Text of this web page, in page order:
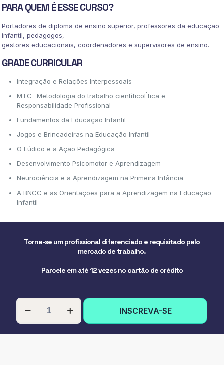
PARA QUEM É ESSE CURSO?
Portadores de diploma de ensino superior, professores da educação
infantil, pedagogos,
gestores educacionais, coordenadores e supervisores de ensino.
GRADE CURRICULAR
Integração e Relações Interpessoais
MTC- Metodologia do trabalho científicoÉtica e
Responsabilidade Profissional
Fundamentos da Educação Infantil
Jogos e Brincadeiras na Educação Infantil
O Lúdico e a Ação Pedagógica
Desenvolvimento Psicomotor e Aprendizagem
Neurociência e a Aprendizagem na Primeira Infância
A BNCC e as Orientações para a Aprendizagem na Educação
Infantil
Torne-se um profissional diferenciado e requisitado pelo
mercado de trabalho.
Parcele em até 12 vezes no cartão de crédito
PÓS-
GRADUAÇÃO
EM
INSCREVA-SE